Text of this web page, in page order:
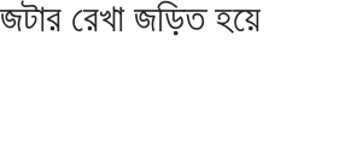
রেখা জড়িত হয়ে